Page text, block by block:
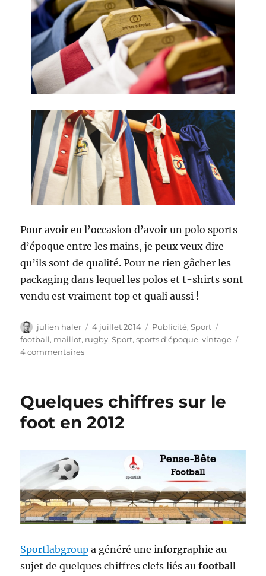
Pour avoir eu l’occasion d’avoir un polo sports
d’époque entre les mains, je peux veux dire
qu’ils sont de qualité. Pour ne rien gâcher les
packaging dans lequel les polos et t-shirts sont
vendu est vraiment top et quali aussi !
Auteur
julien haler
Publié
le
4 juillet 2014 Catégories
Publicité,Sport
football, maillot, rugby,Sport,sports d'époque,vintage
4 commentairessur
de
de
d’époque
Quelques chiffres sur le
foot en 2012
Sportlabgroup a généré une inforgraphie au
sujet de quelques chiffres clefs liés aufootball